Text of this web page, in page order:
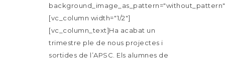
[vc_column width="1/2"]
[vc_column_text]Ha acabat un
trimestre ple de nous projectes i
sortides de l’APSC. Els alumnes de